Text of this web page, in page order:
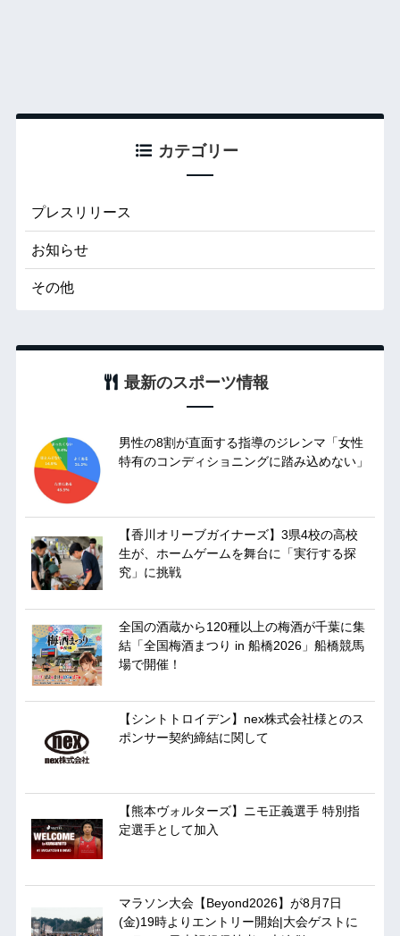
カテゴリー
プレスリリース
お知らせ
その他
最新のスポーツ情報
男性の8割が直面する指導のジレンマ「女性
特有のコンディショニングに踏み込めない」
【香川オリーブガイナーズ】3県4校の高校
生が、ホームゲームを舞台に「実行する探
究」に挑戦
全国の酒蔵から120種以上の梅酒が千葉に集
結「全国梅酒まつり in 船橋2026」船橋競馬
場で開催！
【シントトロイデン】nex株式会社様とのス
ポンサー契約締結に関して
【熊本ヴォルターズ】ニモ正義選手 特別指
定選手として加入
マラソン大会【Beyond2026】が8月7日
(金)19時よりエントリー開始|大会ゲストに